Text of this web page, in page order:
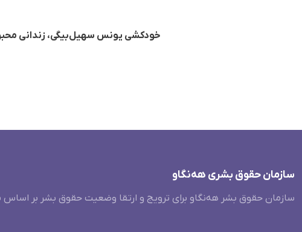
خودکشی یونس سهیل‌بیگی، زندانی
سازمان حقوق بشری هەنگاو
سازمان حقوق بشر هه‌نگاو برای ترویج و ارتقا وضعیت حقوق بشر بر